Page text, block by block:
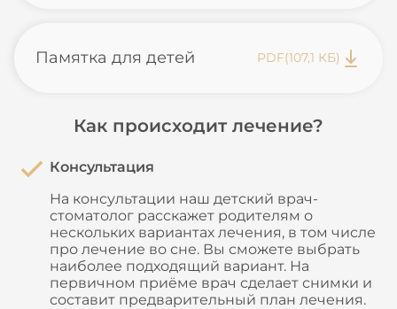
Памятка для детей PDF(107,1 КБ)
Как происходит лечение?
Консультация
На консультации наш детский врач-
стоматолог расскажет родителям о
нескольких вариантах лечения, в том числе
про лечение во сне. Вы сможете выбрать
наиболее подходящий вариант. На
первичном приёме врач сделает снимки и
составит предварительный план лечения.